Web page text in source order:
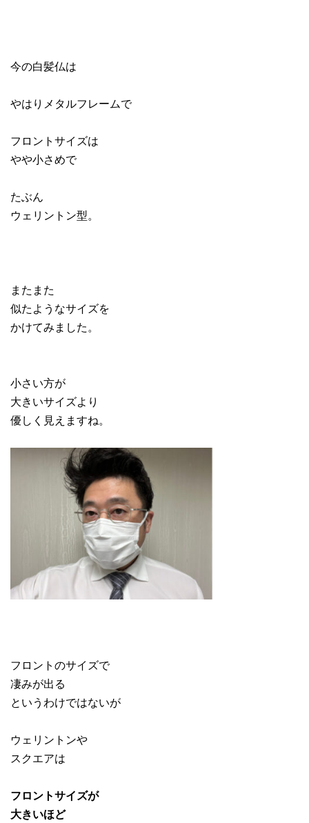
今の白髪仏は
やはりメタルフレームで
フロントサイズは
やや小さめで
たぶん
ウェリントン型。
またまた
似たようなサイズを
かけてみました。
小さい方が
大きいサイズより
優しく見えますね。
フロントのサイズで
凄みが出る
というわけではないが
ウェリントンや
スクエアは
フロントサイズが
大きいほど